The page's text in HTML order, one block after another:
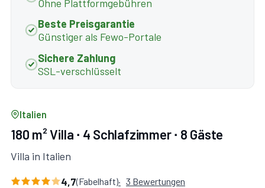
Ohne Plattformgebühren
Beste Preisgarantie
Günstiger als Fewo-Portale
Sichere Zahlung
SSL-verschlüsselt
Italien
180 m² Villa ∙ 4 Schlafzimmer ∙ 8 Gäste
Villa in Italien
4,7(Fabelhaft) 3 Bewertungen